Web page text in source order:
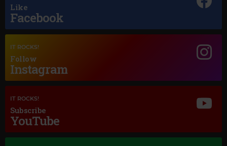
YOU GO TO MY HEAD
Like
Facebook
IT ROCKS!
Follow
Instagram
IT ROCKS!
Subscribe
YouTube